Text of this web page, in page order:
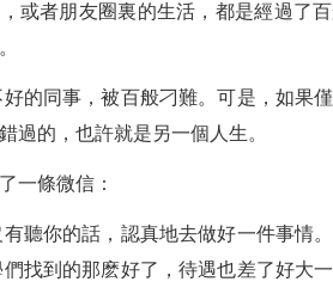
或者朋友圈裏的生活，都是經過了
的同事，被百般刁難。可是，如果
過的，也許就是另一個人生。
一條微信：
聽你的話，認真地去做好一件事情
找到的那麽好了，待遇也差了好大